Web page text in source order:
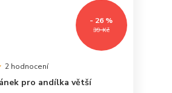
39 Kč
- 26 %
2 hodnocení
pro andílka větší